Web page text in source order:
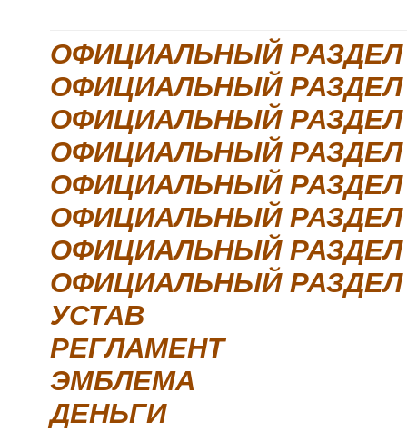
ОФИЦИАЛЬНЫЙ РАЗДЕЛ
ОФИЦИАЛЬНЫЙ РАЗДЕЛ
ОФИЦИАЛЬНЫЙ РАЗДЕЛ
ОФИЦИАЛЬНЫЙ РАЗДЕЛ
ОФИЦИАЛЬНЫЙ РАЗДЕЛ
ОФИЦИАЛЬНЫЙ РАЗДЕЛ
ОФИЦИАЛЬНЫЙ РАЗДЕЛ
ОФИЦИАЛЬНЫЙ РАЗДЕЛ
УСТАВ
РЕГЛАМЕНТ
ЭМБЛЕМА
ДЕНЬГИ